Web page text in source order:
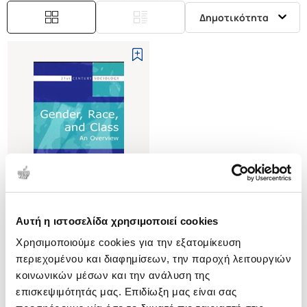
Αυτή η ιστοσελίδα χρησιμοποιεί cookies
Χρησιμοποιούμε cookies για την εξατομίκευση
περιεχομένου και διαφημίσεων, την παροχή λειτουργιών
κοινωνικών μέσων και την ανάλυση της
επισκεψιμότητάς μας. Επιδίωξη μας είναι σας
Δημοτικότητα
(0)
(P/B) GENDER, RACE, AND
CLASS
AN OVERVIEW
CHANCER S. LYNN
Κωδ. Πολιτείας:0494-0273